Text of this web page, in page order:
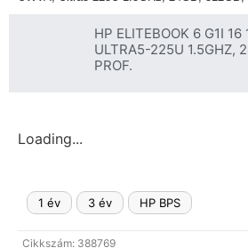
HP ELITEBOOK 6 G1I
ULTRA5-225U 1.5GHZ,
PROF.
Loading...
1 év 3 év HP BPS
Cikkszám: 388769